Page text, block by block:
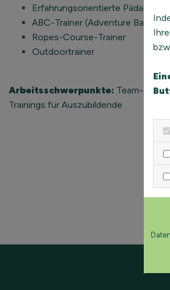
Erfahrungsorientierte Pädagogik
ABC-Trainer (Adventure Based
Ropes-Course-Trainer
Outdoortrainer
Arbeitsschwerpunkte: Team-,
Trainings für Auszubildende